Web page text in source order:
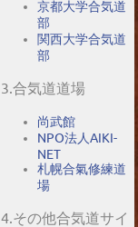
京都大学合気道
部
関西大学合気道
部
3.合気道道場
尚武館
NPO法人AIKI-
NET
札幌合氣修練道
場
4.その他合気道サイ